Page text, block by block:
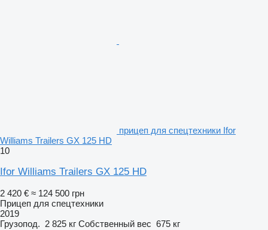
прицеп для спецтехники Ifor
Williams Trailers GX 125 HD
10
Ifor Williams Trailers GX 125 HD
2 420 € ≈ 124 500 грн
Прицеп для спецтехники
2019
Грузопод. 2 825 кг Собственный вес 675 кг